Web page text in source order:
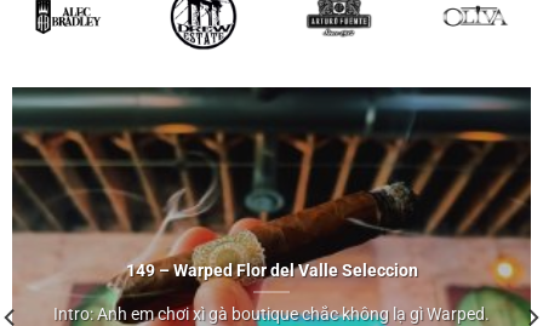
149 – Warped Flor del Valle Seleccion
Intro: Anh em chơi xì gà boutique chắc không lạ gì Warped.